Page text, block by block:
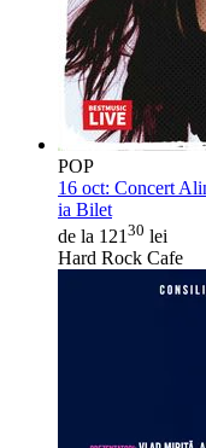
POP
16 oct: Concert
ia Bilet
de la 121 30 lei
Hard Rock Cafe